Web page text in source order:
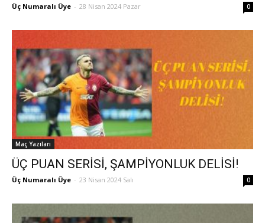
Üç Numaralı Üye - 28 Nisan 2024 Pazar 0
Maç Yazıları
ÜÇ PUAN SERİSİ, ŞAMPİYONLUK DELİSİ!
Üç Numaralı Üye - 23 Nisan 2024 Salı 0